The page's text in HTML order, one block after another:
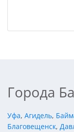
Города
Уфа, Агидель,
Благовещенск,